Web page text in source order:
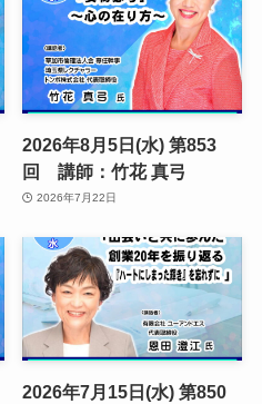
2026年8月5日(水) 第853
回 講師：竹花 真弓
2026年7月22日
2026年7月15日(水) 第850